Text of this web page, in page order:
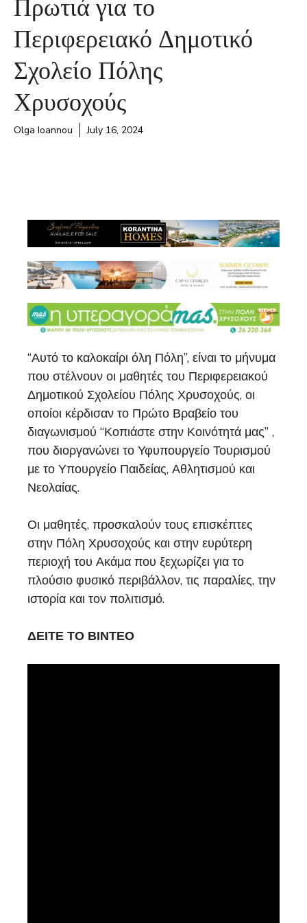
Περιφερειακό Δημοτικό
Σχολείο Πόλης
Χρυσοχούς
Olga Ioannou July 16, 2024
“Αυτό το καλοκαίρι όλη Πόλη”, είναι το μήνυμα
που στέλνουν οι μαθητές του Περιφερειακού
Δημοτικού Σχολείου Πόλης Χρυσοχούς, οι
οποίοι κέρδισαν το Πρώτο Βραβείο του
διαγωνισμού “Κοπιάστε στην Κοινότητά μας” ,
που διοργανώνει το Υφυπουργείο Τουρισμού
με το Υπουργείο Παιδείας, Αθλητισμού και
Νεολαίας.
Οι μαθητές, προσκαλούν τους επισκέπτες
στην Πόλη Χρυσοχούς και στην ευρύτερη
περιοχή του Ακάμα που ξεχωρίζει για το
πλούσιο φυσικό περιβάλλον, τις παραλίες, την
ιστορία και τον πολιτισμό.
ΔΕΙΤΕ ΤΟ ΒΙΝΤΕΟ